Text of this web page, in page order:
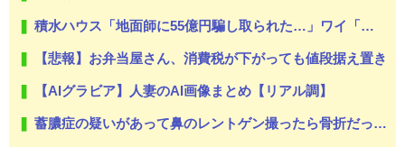
積水ハウス「地面師に55億円騙し取られた…」ワイ「はえーかわいそう…会社滅茶苦茶やろなぁ」
【悲報】お弁当屋さん、消費税が下がっても値段据え置き
【AIグラビア】人妻のAI画像まとめ【リアル調】
蓄膿症の疑いがあって鼻のレントゲン撮ったら骨折だった。そういや幼稚園の頃顔面着地したことがあったが、 母ちゃん当時気づかなかったのかよ・・・